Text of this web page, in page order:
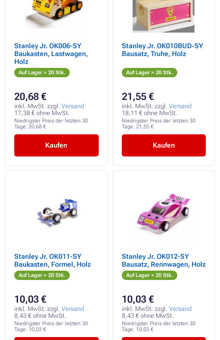
Stanley Jr. OK006-SY
Baukasten, Lastwagen,
Holz
Auf Lager > 20 Stk.
20,68 €
inkl. MwSt. zzgl. Versand
17,38 € ohne MwSt.
Niedrigster Preis der letzten 30
Tage: 20,68 €
Kaufen
Stanley Jr. OK010BUD-SY
Bausatz, Truhe, Holz
Auf Lager > 20 Stk.
21,55 €
inkl. MwSt. zzgl. Versand
18,11 € ohne MwSt.
Niedrigster Preis der letzten 30
Tage: 21,55 €
Kaufen
Stanley Jr. OK011-SY
Baukasten, Formel, Holz
Auf Lager > 20 Stk.
10,03 €
inkl. MwSt. zzgl. Versand
8,43 € ohne MwSt.
Niedrigster Preis der letzten 30
Tage: 10,03 €
Stanley Jr. OK012-SY
Bausatz, Rennwagen, Holz
Auf Lager > 20 Stk.
10,03 €
inkl. MwSt. zzgl. Versand
8,43 € ohne MwSt.
Niedrigster Preis der letzten 30
Tage: 10,03 €